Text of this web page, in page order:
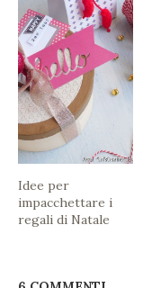
Idee per
impacchettare i
regali di Natale